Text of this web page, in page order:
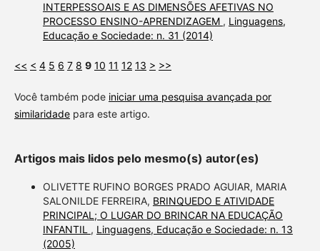
INTERPESSOAIS E AS DIMENSÕES AFETIVAS NO
PROCESSO ENSINO-APRENDIZAGEM , Linguagens,
Educação e Sociedade: n. 31 (2014)
<< < 4 5 6 7 8 9 10 11 12 13 > >>
Você também pode iniciar uma pesquisa avançada por
similaridadepara este artigo.
Artigos mais lidos pelo mesmo(s) autor(es)
OLIVETTE RUFINO BORGES PRADO AGUIAR, MARIA
SALONILDE FERREIRA, BRINQUEDO E ATIVIDADE
PRINCIPAL; O LUGAR DO BRINCAR NA EDUCAÇÃO
INFANTIL , Linguagens, Educação e Sociedade: n. 13
(2005)